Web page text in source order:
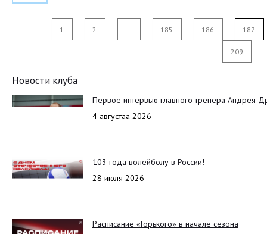
1 2 ... 185 186 187
209
Новости клуба
Первое интервью главного тренера Андрея
4 августаа 2026
103 года волейболу в России!
28 июля 2026
Расписание «Горького» в начале сезона